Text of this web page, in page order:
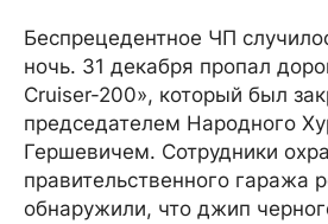
Беспрецедентное ЧП
ночь. 31 декабря пропал
Cruiser-200», который был
председателем Народного
Гершевичем. Сотрудники
правительственного гаража
обнаружили, что джип